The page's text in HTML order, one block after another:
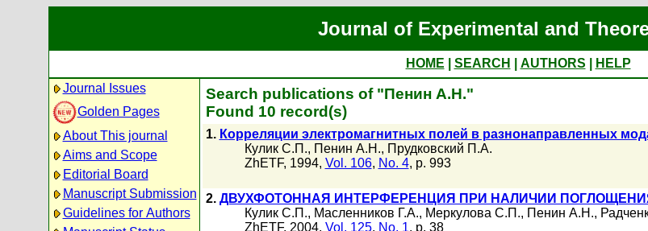
Journal of Experimental and
HOME SEARCH AUTHORS
HELP
Journal Issues
Golden Pages
About This journal
Aims and Scope
Editorial Board
Manuscript Submission
Guidelines for Authors
Search publications of "Пенин А.Н."
Found 10 record(s)
1. Корреляции электромагнитных полей в разнонаправленных
Кулик С.П., Пенин А.Н., Прудковский П.А.
ZhETF, 1994, Vol. 106, No. 4, p. 993
2. ДВУХФОТОННАЯ ИНТЕРФЕРЕНЦИЯ ПРИ НАЛИЧИИ
Кулик С.П., Масленников Г.А., Меркулова С.П., Пенин А.Н.,
ZhETF, 2004, Vol. 125, No. 1, p. 38